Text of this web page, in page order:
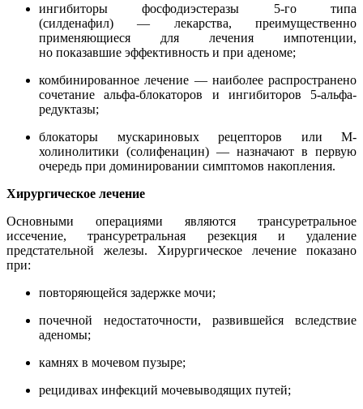
ингибиторы фосфодиэстеразы 5-го типа
(силденафил) — лекарства, преимущественно
применяющиеся для лечения импотенции,
но показавшие эффективность и при аденоме;
комбинированное лечение — наиболее распространено
сочетание альфа-блокаторов и ингибиторов 5-альфа-
редуктазы;
блокаторы мускариновых рецепторов или М-
холинолитики (солифенацин) — назначают в первую
очередь при доминировании симптомов накопления.
Хирургическое лечение
Основными операциями являются трансуретральное
иссечение, трансуретральная резекция и удаление
предстательной железы. Хирургическое лечение показано
при:
повторяющейся задержке мочи;
почечной недостаточности, развившейся вследствие
аденомы;
камнях в мочевом пузыре;
рецидивах инфекций мочевыводящих путей;